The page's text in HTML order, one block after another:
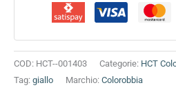
COD: HCT--001403 Categorie: HCT
Tag: giallo Marchio: Colorobbia